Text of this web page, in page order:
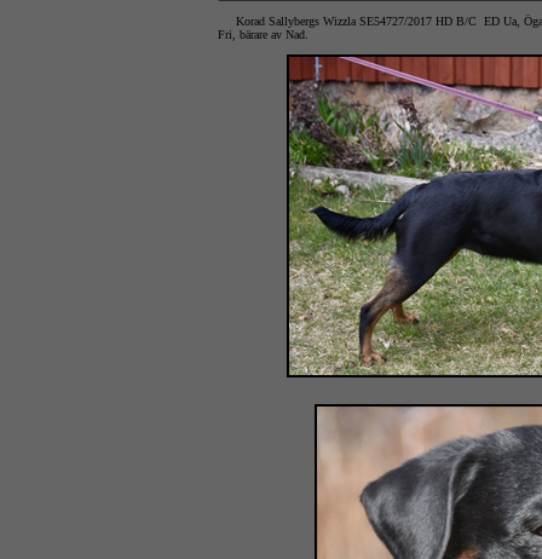
Korad Sallybergs Wizzla SE54727/2017
Fri, bärare av Nad.